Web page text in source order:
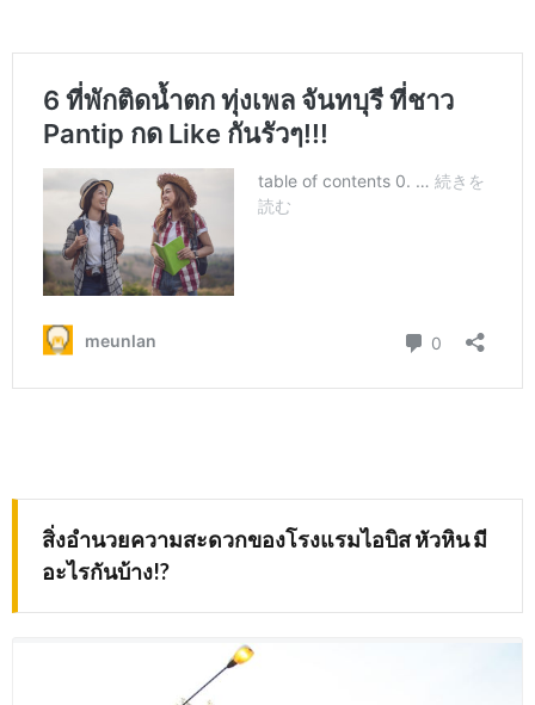
สิ่งอำนวยความสะดวกของโรงแรมไอบิส หัวหิน มี
อะไรกันบ้าง!?